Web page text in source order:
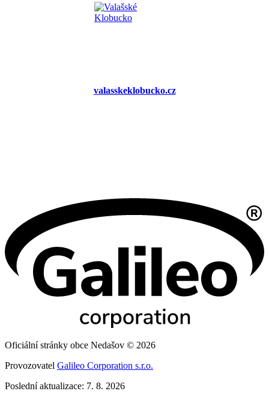
valasskeklobucko.cz
Oficiální stránky obce Nedašov © 2026
Provozovatel Galileo Corporation s.r.o.
Poslední aktualizace: 7. 8. 2026